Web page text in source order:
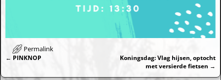
Permalink
← PINKNOP
Koningsdag: Vlag hijsen, optocht
met versierde fietsen →